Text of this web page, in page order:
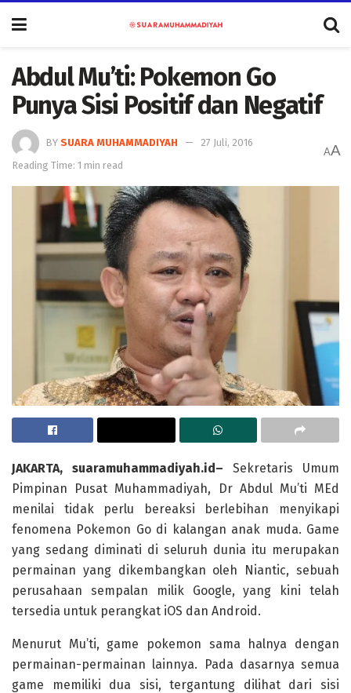
Abdul Mu’ti: Pokemon Go
Punya Sisi Positif dan Negatif
BY SUARA MUHAMMADIYAH
27 Juli, 2016
Reading Time: 1 min read
AA
JAKARTA, suaramuhammadiyah.id– Sekretaris Umum
Pimpinan Pusat Muhammadiyah, Dr Abdul Mu’ti MEd
menilai tidak perlu bereaksi berlebihan menyikapi
fenomena Pokemon Go di kalangan anak muda. Game
yang sedang diminati di seluruh dunia itu merupakan
permainan yang dikembangkan oleh Niantic, sebuah
perusahaan sempalan milik Google, yang kini telah
tersedia untuk perangkat iOS dan Android.
Menurut Mu’ti, game pokemon sama halnya dengan
permainan-permainan lainnya. Pada dasarnya semua
game memiliki dua sisi, tergantung dilihat dari sisi